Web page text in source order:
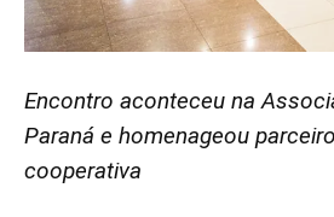
Encontro aconteceu na
Paraná e homenageou
cooperativa